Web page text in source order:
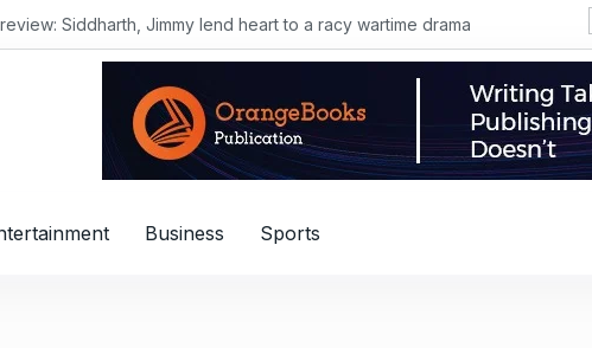
Siddharth, Jimmy lend heart to a racy wartime drama
Business Sports